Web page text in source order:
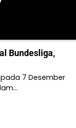
Bundesliga,
7 Desember